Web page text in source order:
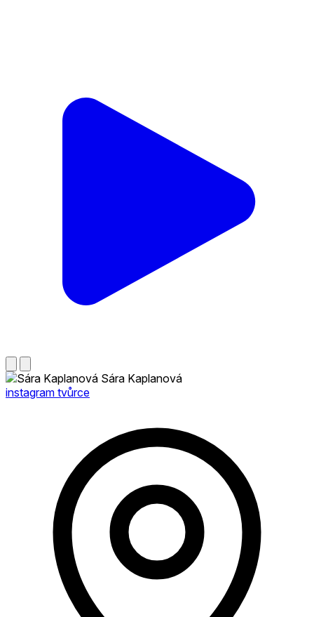
Sára Kaplanová
instagram tvůrce